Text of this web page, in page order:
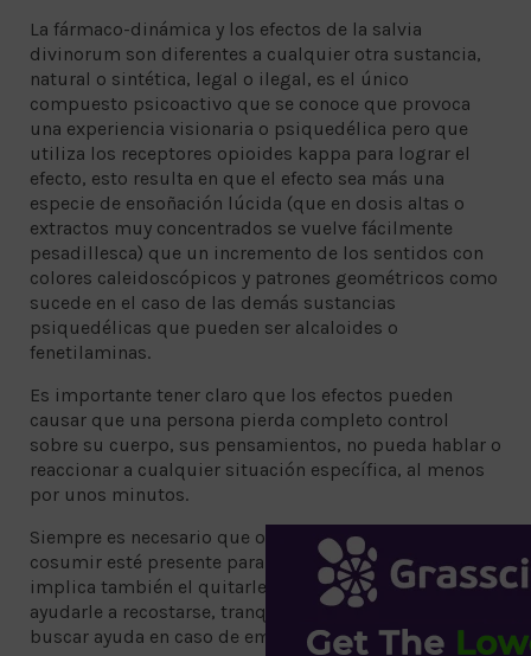
La fármaco-dinámica y los efectos de la salvia
divinorum son diferentes a cualquier otra sustancia,
natural o sintética, legal o ilegal, es el único
compuesto psicoactivo que se conoce que provoca
una experiencia visionaria o psiquedélica pero que
utiliza los receptores opioides kappa para lograr el
efecto, esto resulta en que el efecto sea más una
especie de ensoñación lúcida (que en dosis altas o
extractos muy concentrados se vuelve fácilmente
pesadillesca) que un incremento de los sentidos con
colores caleidoscópicos y patrones geométricos como
sucede en el caso de las demás sustancias
psiquedélicas que pueden ser alcaloides o
fenetilaminas.
Es importante tener claro que los efectos pueden
causar que una persona pierda completo control
sobre su cuerpo, sus pensamientos, no pueda hablar o
reaccionar a cualquier situación específica, al menos
por unos minutos.
Siempre es necesario que otra persona que no vaya a
cosumir esté presente para cuidarte. Este cuidado
implica también el quitarle la pipa de las manos,
ayudarle a recostarse, tranquilizarla en caso de crisis y
buscar ayuda en caso de emergencia.